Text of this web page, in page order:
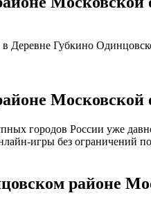
Деревне Губкино
Московской
городов России уже
игры без
районе